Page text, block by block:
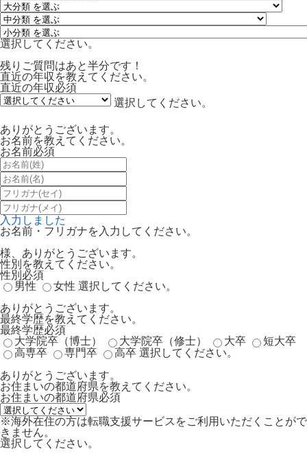
選択してください。
残りご質問はあと半分です！
直近の年収を教えてください。
直近の年収必須
選択してください。
ありがとうございます。
お名前を教えてください。
お名前必須
入力しました
お名前・フリガナを入力してください。
様、ありがとうございます。
性別を教えてください。
性別 必須
男性
女性 選択してください。
ありがとうございます。
最終学歴を教えてください。
最終学歴必須
大学院卒（博士）
大学院卒（修士） 大卒
短大卒
高専卒
専門卒 高卒 選択してください。
ありがとうございます。
お住まいの都道府県を教えてください。
お住まいの都道府県必須
※海外在住の方は転職支援サービスをご利用いただくことがで
きません。
選択してください。